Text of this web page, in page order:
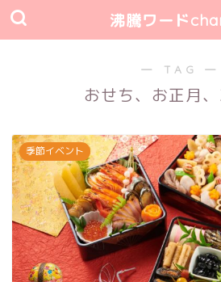
沸騰ワード
― TAG ―
おせち、お正月
季節イベント